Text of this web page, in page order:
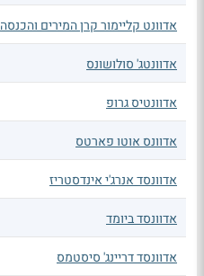
אדוונט קליימור קרן המירים והכנסה
אדוונטג' סולושונס
אדוונטיס גרופ
אדוונס אוטו פארטס
אדוונסד אנרג'י אינדסטריז
אדוונסד ביומד
אדוונסד דריינג' סיסטמס